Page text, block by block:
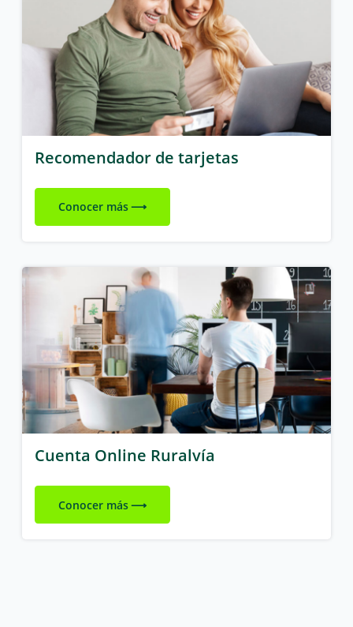
Recomendador de tarjetas
Conocer más
Cuenta Online Ruralvía
Conocer más